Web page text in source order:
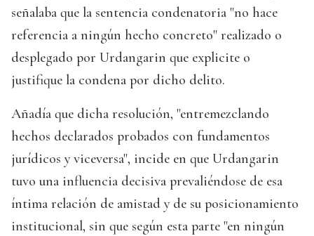
señalaba que la sentencia condenatoria "no hace
referencia a ningún hecho concreto" realizado o
desplegado por Urdangarin que explicite o
justifique la condena por dicho delito.
Añadía que dicha resolución, "entremezclando
hechos declarados probados con fundamentos
jurídicos y viceversa", incide en que Urdangarin
tuvo una influencia decisiva prevaliéndose de esa
íntima relación de amistad y de su posicionamiento
institucional, sin que según esta parte "en ningún